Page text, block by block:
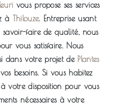
vous propose ses services
à Thilouze. Entreprise usant
savoir-faire de qualité, nous
vous satisfaire. Nous
dans votre projet de Plantes
besoins. Si vous habitez
à votre disposition pour vous
nécessaires à votre